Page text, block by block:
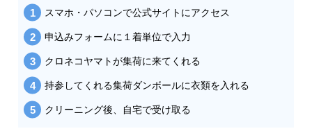
スマホ・パソコンで公式サイトにアクセス
申込みフォームに１着単位で入力
クロネコヤマトが集荷に来てくれる
持参してくれる集荷ダンボールに衣類を入れる
クリーニング後、自宅で受け取る